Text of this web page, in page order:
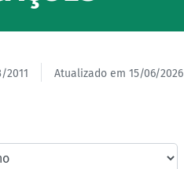
2011 Atualizado em 15/06/2026